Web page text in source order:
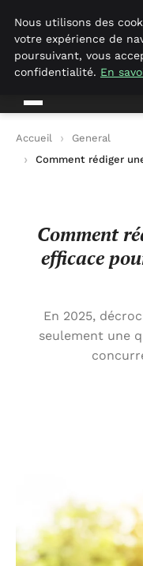
Accueil
General
Comment rédiger
Comment
efficace
En 2025,
seulement une
Nous utilisons des
votre expérience de
poursuivant, vous
confidentialité. En